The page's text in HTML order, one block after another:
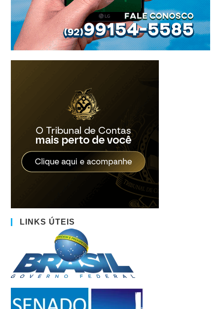
LINKS ÚTEIS